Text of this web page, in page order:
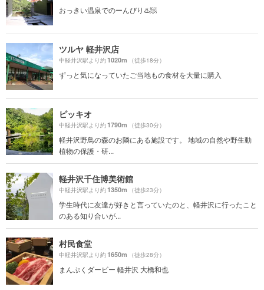
おっきい温泉でのーんびり♨️🧖
ツルヤ 軽井沢店
中軽井沢駅より約1020m （徒歩18分）
ずっと気になっていたご当地もの食材を大量に購入
ピッキオ
中軽井沢駅より約1790m （徒歩30分）
軽井沢野鳥の森のお隣にある施設です。 地域の自然や野生動
植物の保護・研...
軽井沢千住博美術館
中軽井沢駅より約1350m （徒歩23分）
学生時代に友達が好きと言っていたのと、軽井沢に行ったこと
のある知り合いが...
村民食堂
中軽井沢駅より約1650m （徒歩28分）
まんぷくダービー 軽井沢 大橋和也